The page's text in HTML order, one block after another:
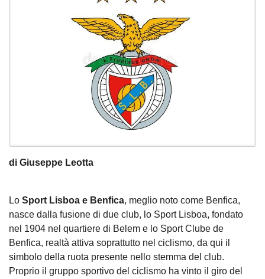
di Giuseppe Leotta
Lo Sport Lisboa e Benfica, meglio noto come Benfica,
nasce dalla fusione di due club, lo Sport Lisboa, fondato
nel 1904 nel quartiere di Belem e lo Sport Clube de
Benfica, realtà attiva soprattutto nel ciclismo, da qui il
simbolo della ruota presente nello stemma del club.
Proprio il gruppo sportivo del ciclismo ha vinto il giro del